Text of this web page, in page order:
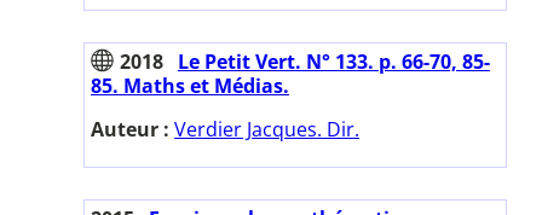
2018 Le Petit Vert. N° 133. p. 66-70, 85-
85. Maths et Médias.
Auteur : Verdier Jacques. Dir.